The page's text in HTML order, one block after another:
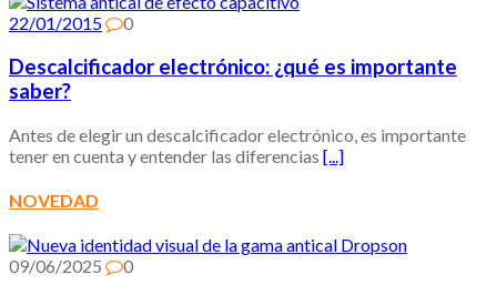
22/01/2015 0
Descalcificador electrónico: ¿qué es importante
saber?
Antes de elegir un descalcificador electrónico, es importante
tener en cuenta y entender las diferencias [...]
NOVEDAD
09/06/2025 0